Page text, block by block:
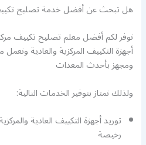
هل تبحث عن أفضل خدمة تصليح
نوفر لكم أفضل معلم تصليح تكييف
أجهزة التكييف المركزية والعادية
ومجهز بأحدث المعدات
ولذلك نمتاز بتوفير الخدمات التالية:
توريد أجهزة التكييف العادية
رخيصة